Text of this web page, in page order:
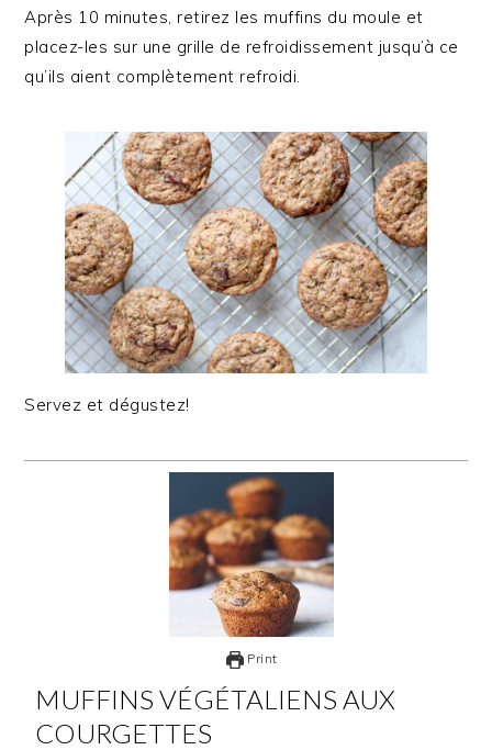
Après 10 minutes, retirez les muffins du moule et
placez-les sur une grille de refroidissement jusqu’à ce
qu’ils aient complètement refroidi.
Servez et dégustez!
Print
MUFFINS VÉGÉTALIENS AUX
COURGETTES